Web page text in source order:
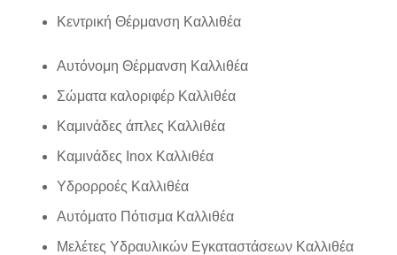
Κεντρική Θέρμανση Καλλιθέα
Αυτόνομη Θέρμανση Καλλιθέα
Σώματα καλοριφέρ Καλλιθέα
Καμινάδες άπλες Καλλιθέα
Καμινάδες Inox Καλλιθέα
Υδρορροές Καλλιθέα
Αυτόματο Πότισμα Καλλιθέα
Μελέτες Υδραυλικών Εγκαταστάσεων Καλλιθέα